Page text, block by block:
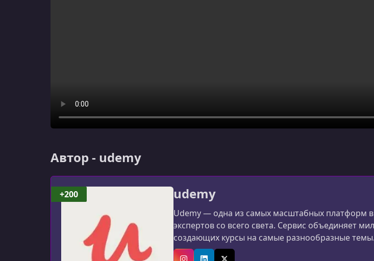
Автор - udemy
udemy
Udemy — одна из самых масштабных платформ
экспертов со всего света. Сервис объединяет
создающих курсы на самые разнообразные
программирования и дизайна до маркетинга,
+200